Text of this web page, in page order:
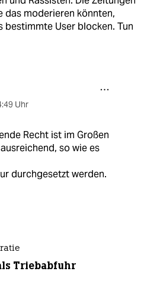
das moderieren könnten,
bestimmte User blocken. Tun
Uhr
Recht ist im Großen
so wie es
durchgesetzt werden.
Triebabfuhr